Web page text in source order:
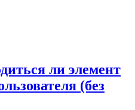
ли элемент
(без